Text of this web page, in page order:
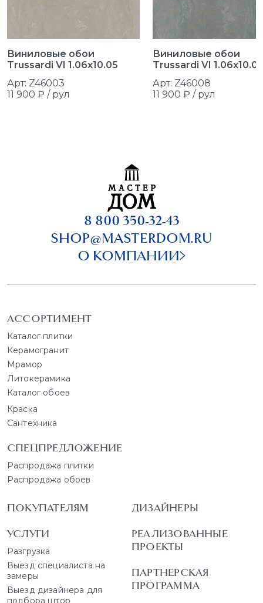
Виниловые обои
Trussardi VI 1.06x10.05
Арт: Z46003
11 900 ₽ / рул
Виниловые обои
Trussardi VI 1.06x10.05
Арт: Z46008
11 900 ₽ / рул
8 800 350-32-43
SHOP@MASTERDOM.RU
О КОМПАНИИ
АССОРТИМЕНТ
Каталог плитки
Керамогранит
Мрамор
Литокерамика
Каталог обоев
Краска
Сантехника
СПЕЦПРЕДЛОЖЕНИЕ
Распродажа плитки
Распродажа обоев
ПОКУПАТЕЛЯМ
УСЛУГИ
Разгрузка
Выезд специалиста на
замеры
Выезд дизайнера для
подбора штор
ДИЗАЙНЕРЫ
РЕАЛИЗОВАННЫЕ
ПРОЕКТЫ
ПАРТНЕРСКАЯ
ПРОГРАММА